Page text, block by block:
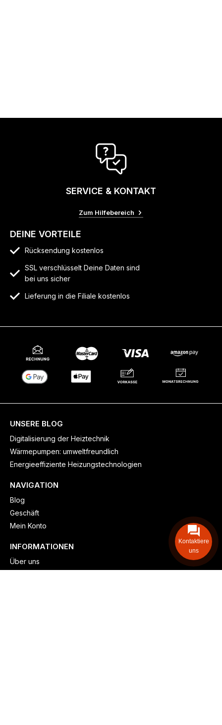
SERVICE & KONTAKT
Zum Hilfebereich
DEINE VORTEILE
Rücksendung kostenlos
SSL verschlüsselt Deine Daten sind
bei uns sicher
Lieferung in die Filiale kostenlos
UNSERE BLOG
Digitalisierung der Heiztechnik
Wärmepumpen: umweltfreundlich
Energieeffiziente Heizungstechnologien
NAVIGATION
Blog
Geschäft
Mein Konto
INFORMATIONEN
Über uns
Kontaktiere
uns